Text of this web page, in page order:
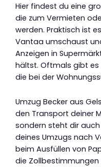
Hier findest du eine
die zum Vermieten
werden. Praktisch ist
Vantaa umschaust
Anzeigen in
hältst. Oftmals gibt es
die bei der
Umzug Becker aus
den Transport deiner
sondern steht dir
deines Umzugs nach
beim Ausfüllen von
die